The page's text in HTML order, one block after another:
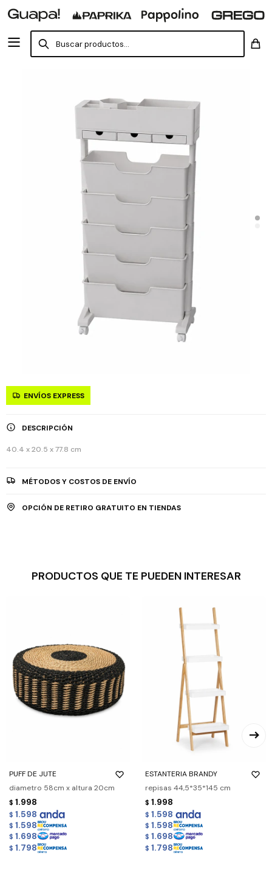
ENVÍOS EXPRESS
DESCRIPCIÓN
40.4 x 20.5 x 77.8 cm
MÉTODOS Y COSTOS DE ENVÍO
OPCIÓN DE RETIRO GRATUITO EN TIENDAS
PRODUCTOS QUE TE PUEDEN INTERESAR
PUFF DE JUTE
diametro 58cm x altura 20cm
$ 1.998
$ 1.598
$ 1.598
$ 1.698
$ 1.798
ESTANTERIA BRANDY
repisas 44,5*35*145 cm
$ 1.998
$ 1.598
$ 1.598
$ 1.698
$ 1.798